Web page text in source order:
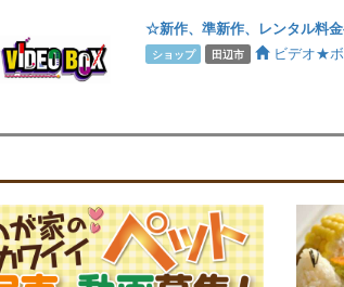
☆新作、準新作、レンタル料
ショップ 田辺市 ビデオ★ボ